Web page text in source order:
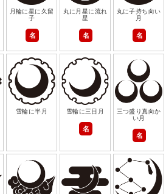
月輪に星に久留
子
名
丸に月星に流れ
星
名
丸に子持ち向い
月
名
雪輪に半月 雪輪に三日月
名
三つ盛り真向か
い月
名